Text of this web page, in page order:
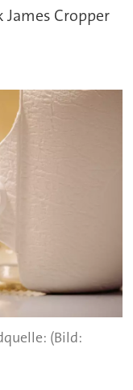
Cropper
(Bild: